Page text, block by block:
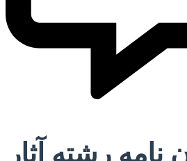
نامه رشته آثار